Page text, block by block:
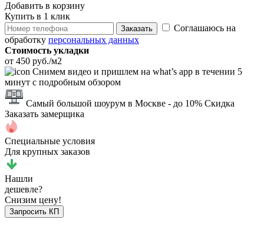
Добавить в корзину
Купить в 1 клик
Заказать
Соглашаюсь на
обработку персональных данных
Стоимость укладки
от 450 руб./м2
Снимем видео и пришлем на what’s app в течении 5
минут с подробным обзором
Самый большой шоурум в Москве - до 10% Скидка
Заказать замерщика
Специальные условия
Для крупных заказов
Нашли
дешевле?
Снизим цену!
Запросить КП